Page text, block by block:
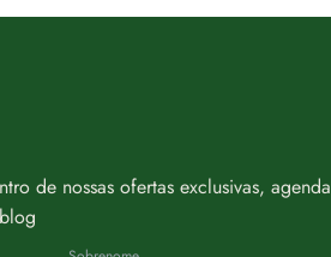
de nossas ofertas exclusivas, agenda